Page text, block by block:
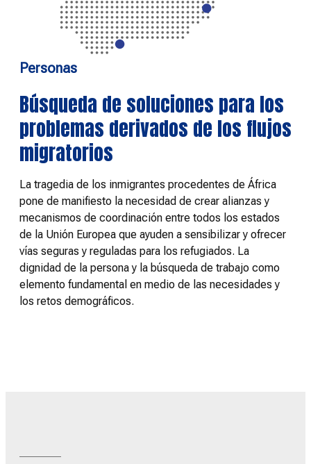
Personas
Búsqueda de soluciones para los
problemas derivados de los flujos
migratorios
La tragedia de los inmigrantes procedentes de África
pone de manifiesto la necesidad de crear alianzas y
mecanismos de coordinación entre todos los estados
de la Unión Europea que ayuden a sensibilizar y ofrecer
vías seguras y reguladas para los refugiados. La
dignidad de la persona y la búsqueda de trabajo como
elemento fundamental en medio de las necesidades y
los retos demográficos.